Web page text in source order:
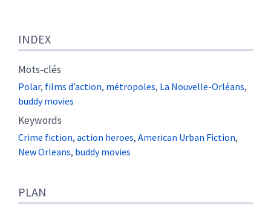
INDEX
Mots-clés
Polar, films d’action, métropoles, La Nouvelle-Orléans,
buddy movies
Keywords
Crime fiction, action heroes, American Urban Fiction,
New Orleans, buddy movies
PLAN